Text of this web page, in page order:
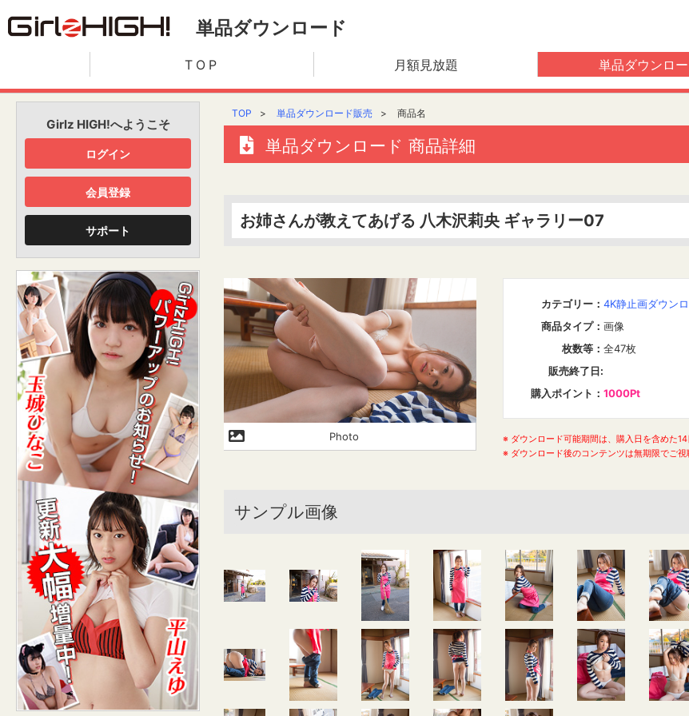
単品ダウンロード
TOP 月額見放題 単品ダウンロ
Girlz HIGH!へようこそ
ログイン
会員登録
サポート
TOP > 単品ダウンロード販売 > 商品名
単品ダウンロード 商品詳細
お姉さんが教えてあげる 八木沢莉央 ギャラリー07
Photo
カテゴリー： 4K静止画ダウン
商品タイプ： 画像
枚数等： 全47枚
販売終了日:
購入ポイント ： 1000Pt
※ ダウンロード可能期間は、購入日を含めた14
※ ダウンロード後のコンテンツは無期限でご視
サンプル画像